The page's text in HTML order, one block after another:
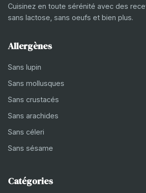
Cuisinez en toute sérénité avec des
sans lactose, sans oeufs et bien plus.
Allergènes
Sans lupin
Sans mollusques
Sans crustacés
Sans arachides
Sans céleri
Sans sésame
Catégories